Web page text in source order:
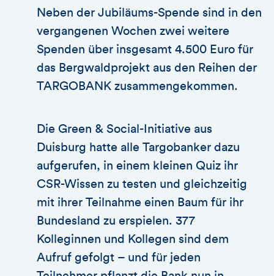
Neben der Jubiläums-Spende sind in den
vergangenen Wochen zwei weitere
Spenden über insgesamt 4.500 Euro für
das Bergwaldprojekt aus den Reihen der
TARGOBANK zusammengekommen.
Die Green & Social-Initiative aus
Duisburg hatte alle Targobanker dazu
aufgerufen, in einem kleinen Quiz ihr
CSR-Wissen zu testen und gleichzeitig
mit ihrer Teilnahme einen Baum für ihr
Bundesland zu erspielen. 377
Kolleginnen und Kollegen sind dem
Aufruf gefolgt – und für jeden